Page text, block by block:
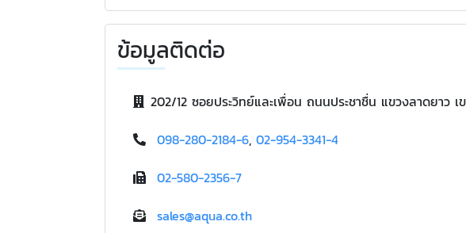
ข้อมูลติดต่อ
202/12 ซอยประวิทย์และเพื่อน ถนนประชาชื่น แขวงลาดยาว
098-280-2184-6, 02-954-3341-4
02-580-2356-7
sales@aqua.co.th